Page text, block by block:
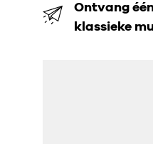
Ontvang
klassieke